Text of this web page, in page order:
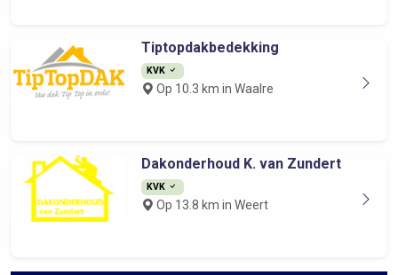
Tiptopdakbedekking
KVK
Op 10.3 km in Waalre
Dakonderhoud K. van Zundert
KVK
Op 13.8 km in Weert